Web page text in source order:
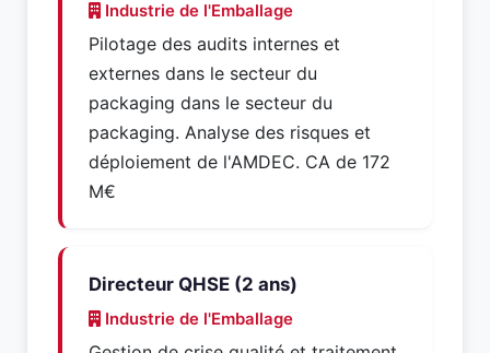
Industrie de l'Emballage
Pilotage des audits internes et
externes dans le secteur du
packaging dans le secteur du
packaging. Analyse des risques et
déploiement de l'AMDEC. CA de 172
M€
Directeur QHSE (2 ans)
Industrie de l'Emballage